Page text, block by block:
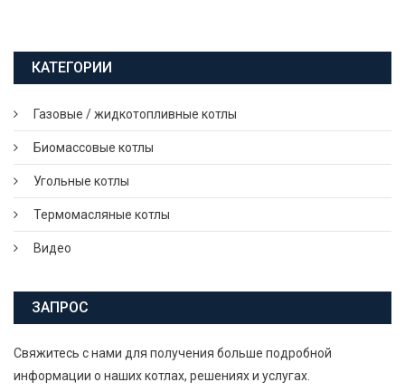
КАТЕГОРИИ
Газовые / жидкотопливные котлы
Биомассовые котлы
Угольные котлы
Термомасляные котлы
Видео
ЗАПРОС
Свяжитесь с нами для получения больше подробной
информации о наших котлах, решениях и услугах.